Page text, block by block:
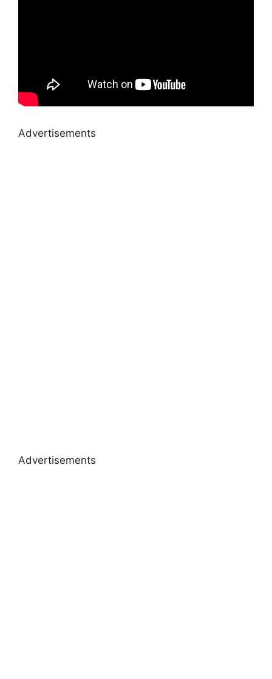
Advertisements
Advertisements